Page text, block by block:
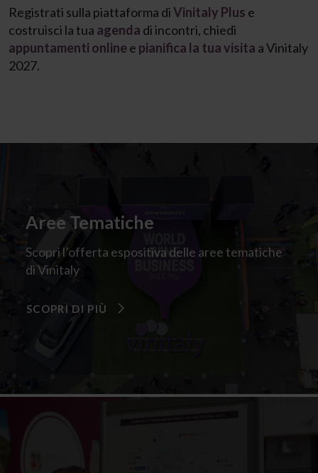
Registrati sulla piattaforma diVinitaly Plus e
costruisci la tua agenda di incontri, chiedi
appuntamenti online e pianifica la tua visita a Vinitaly
2027.
Aree Tematiche
Scopri l’offerta espositiva delle aree tematiche
di Vinitaly
SCOPRI DI PIÙ